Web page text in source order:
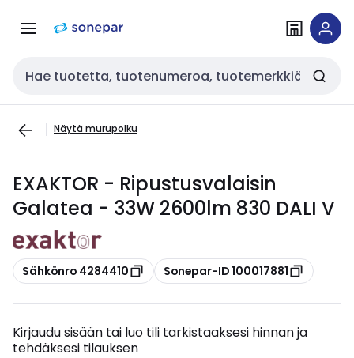
navigointiinsisältöön
Haku
Näytä murupolku
EXAKTOR - Ripustusvalaisin
Galatea - 33W 2600lm 830 DALI V
Kopioi
Sähkönro 4284410 Kopioi
Sonepar-ID 100017881
Kirjaudu sisään tai luo tili tarkistaaksesi hinnan ja
tehdäksesi tilauksen